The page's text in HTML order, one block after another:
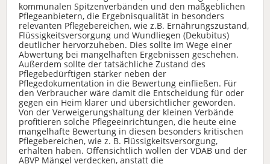
kommunalen Spitzenverbänden und den maßgeblichen
Pflegeanbietern, die Ergebnisqualität in besonders
relevanten Pflegebereichen, wie z.B. Ernährungszustand,
Flüssigkeitsversorgung und Wundliegen (Dekubitus)
deutlicher hervorzuheben. Dies sollte im Wege einer
Abwertung bei mangelhaften Ergebnissen geschehen.
Außerdem sollte der tatsächliche Zustand des
Pflegebedürftigen stärker neben der
Pflegedokumentation in die Bewertung einfließen. Für
den Verbraucher wäre damit die Entscheidung für oder
gegen ein Heim klarer und übersichtlicher geworden.
Von der Verweigerungshaltung der kleinen Verbände
profitieren solche Pflegeeinrichtungen, die heute eine
mangelhafte Bewertung in diesen besonders kritischen
Pflegebereichen, wie z. B. Flüssigkeitsversorgung,
erhalten haben. Offensichtlich wollen der VDAB und der
ABVP Mängel verdecken, anstatt die